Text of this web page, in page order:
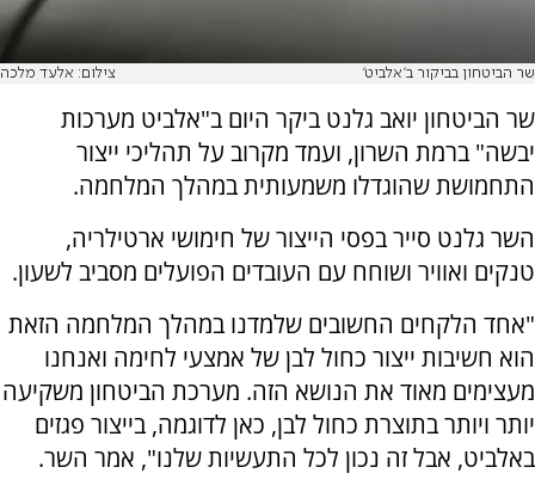
שר הביטחון בביקור ב'אלביט' צילום: אלעד מלכה
שר הביטחון יואב גלנט ביקר היום ב"אלביט מערכות
יבשה" ברמת השרון, ועמד מקרוב על תהליכי ייצור
התחמושת שהוגדלו משמעותית במהלך המלחמה.
השר גלנט סייר בפסי הייצור של חימושי ארטילריה,
טנקים ואוויר ושוחח עם העובדים הפועלים מסביב לשעון.
"אחד הלקחים החשובים שלמדנו במהלך המלחמה הזאת
הוא חשיבות ייצור כחול לבן של אמצעי לחימה ואנחנו
מעצימים מאוד את הנושא הזה. מערכת הביטחון משקיעה
יותר ויותר בתוצרת כחול לבן, כאן לדוגמה, בייצור פגזים
באלביט, אבל זה נכון לכל התעשיות שלנו", אמר השר.